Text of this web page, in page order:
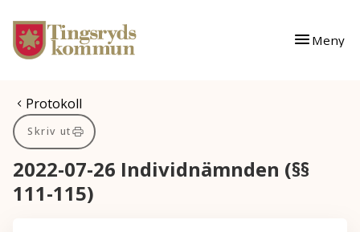
Gå till innehåll
Gå till huvudmeny
Meny
Du är här:
Protokoll
Skriv ut
2022-07-26 Individnämnden (§§
111-115)